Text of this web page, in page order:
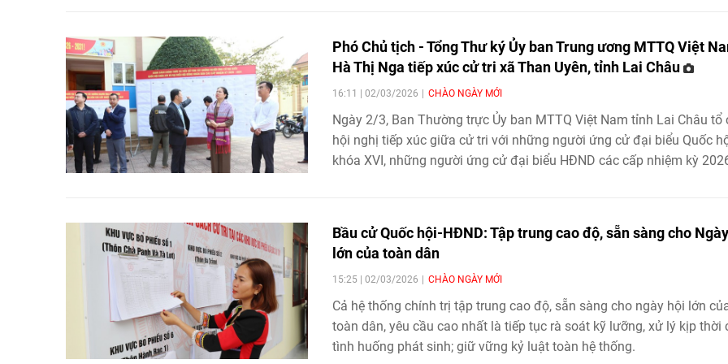
Phó Chủ tịch - Tổng Thư ký Ủy ban Trung ương MTTQ Việt
Hà Thị Nga tiếp xúc cử tri xã Than Uyên, tỉnh Lai Châu
16:11 | 02/03/2026 CHÀO NGÀY MỚI
Ngày 2/3, Ban Thường trực Ủy ban MTTQ Việt Nam tỉnh Lai Châu tổ
hội nghị tiếp xúc giữa cử tri với những người ứng cử đại biểu Quốc
khóa XVI, những người ứng cử đại biểu HĐND các cấp nhiệm kỳ
Bầu cử Quốc hội-HĐND: Tập trung cao độ, sẵn sàng cho
lớn của toàn dân
15:25 | 02/03/2026 CHÀO NGÀY MỚI
Cả hệ thống chính trị tập trung cao độ, sẵn sàng cho ngày hội lớn
toàn dân, yêu cầu cao nhất là tiếp tục rà soát kỹ lưỡng, xử lý kịp thời
tình huống phát sinh; giữ vững kỷ luật toàn hệ thống.